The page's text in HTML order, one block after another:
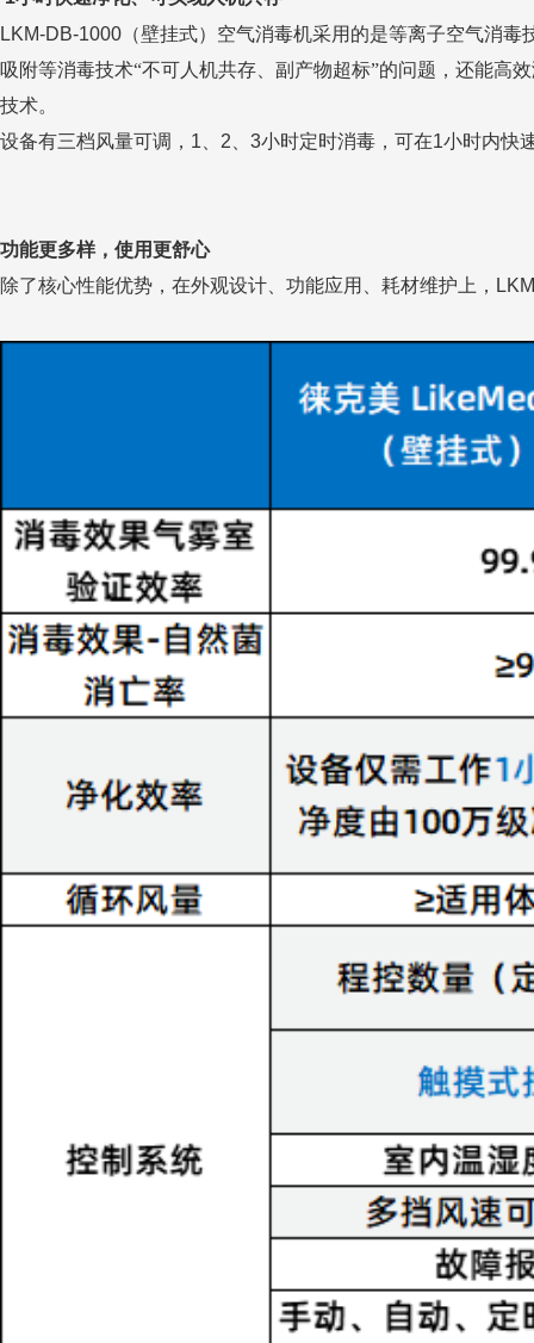
LKM-DB-1000 （壁挂式）空气消毒机采用的是等离子空气消
吸附等消毒技术“不可人机共存、副产物超标”的问题，还能高
技术。
设备有三档风量可调， 1 2 3小时定时消毒，可在1小时内快
功能更多样，使用更舒心
除了核心性能优势，在外观设计、功能应用、耗材维护上，